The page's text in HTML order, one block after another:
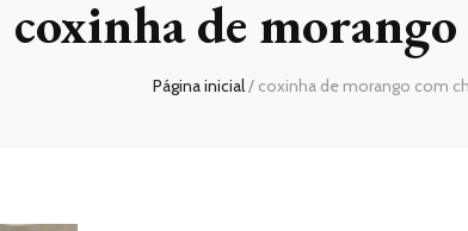
coxinha de
Página inicial/ coxinha de morango com